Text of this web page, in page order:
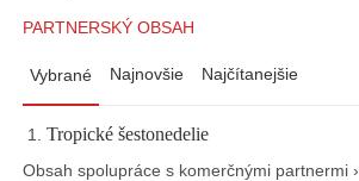
PARTNERSKÝ OBSAH
Vybrané Najnovšie Najčítanejšie
Tropické šestonedelie
Obsah spolupráce s komerčnými partnermi ›